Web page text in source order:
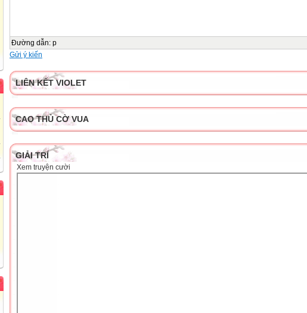
Họ và tên giáo viên: Nguyễn Thị Mai Trinh
Tổ: Lý - Hóa - Sinh.
Đường dẫn: p
Gửi ý kiến
LIÊN KẾT VIOLET
CAO THỦ CỜ VUA
GIẢI TRÍ
Xem truyện cười